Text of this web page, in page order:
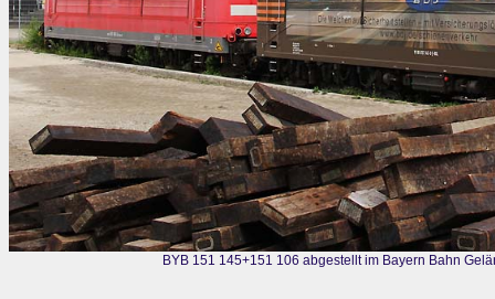
BYB 151 145+151 106 abgestellt im Bayern Bahn